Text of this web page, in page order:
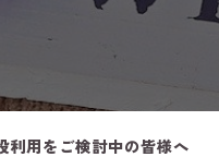
利用をご検討中の皆様へ